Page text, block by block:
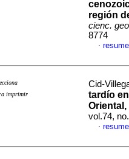
región
cienc.
8774
·
imprimir
Cid-
tardío
vol.74,
·